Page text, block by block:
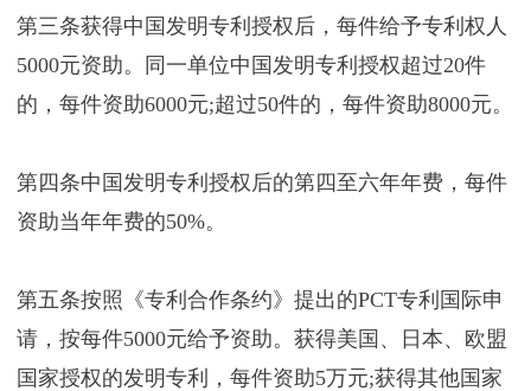
第三条获得中国发明专利授权后，每件给予专利权人
5000元资助。同一单位中国发明专利授权超过20件
的，每件资助6000元;超过50件的，每件资助8000元。
第四条中国发明专利授权后的第四至六年年费，每件
资助当年年费的50%。
第五条按照《专利合作条约》提出的PCT专利国际申
请，按每件5000元给予资助。获得美国、日本、欧盟
国家授权的发明专利，每件资助5万元;获得其他国家